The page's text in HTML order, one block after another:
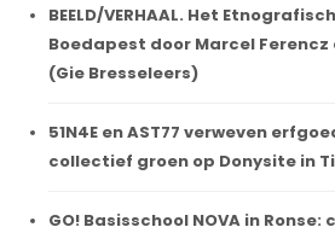
BEELD/VERHAAL. Het
Boedapest door Marcel
(Gie Bresseleers)
51N4E en AST77 verweven
collectief groen op Donysite in
GO! Basisschool NOVA in